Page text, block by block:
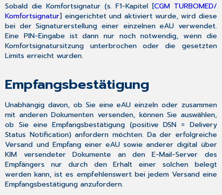
Sobald die Komfortsignatur (s. F1-Kapitel [CGM TURBOMED/
Komfortsignatur] eingerichtet und aktiviert wurde, wird diese
bei der Signaturerstellung einer einzelnen eAU verwendet.
Eine PIN-Eingabe ist dann nur noch notwendig, wenn die
Komfortsignatursitzung unterbrochen oder die gesetzten
Limits erreicht wurden.
Empfangsbestätigung
Unabhängig davon, ob Sie eine eAU einzeln oder zusammen
mit anderen Dokumenten versenden, können Sie auswählen,
ob Sie eineEmpfangsbestätigung (positive DSN = Delivery
Status Notification) anfordern möchten. Da der erfolgreiche
Versand und Empfang einer eAU sowie anderer digital über
KIM versendeter Dokumente an den E-Mail-Server des
Empfängers nur durch den Erhalt einer solchen belegt
werden kann, ist es empfehlenswert bei jedem Versand eine
Empfangsbestätigung anzufordern.